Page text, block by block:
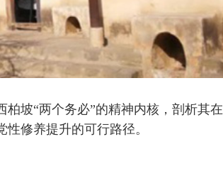
坡“两个务必”的精神内核，剖析其在
修养提升的可行路径。